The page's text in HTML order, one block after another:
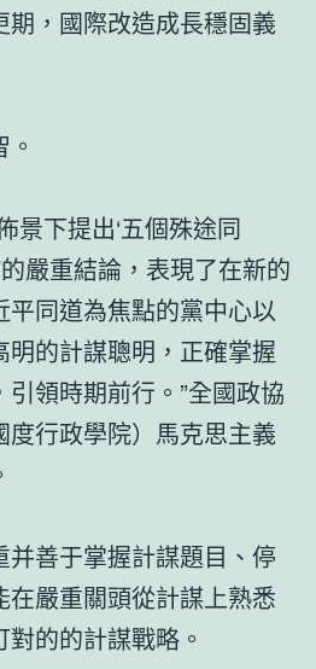
，國際改造成長穩固義
景下提出‘五個殊途同
的嚴重結論，表現了在新的
同道為焦點的黨中心以
的計謀聰明，正確掌握
領時期前行。”全國政協
行政學院）馬克思主義
善于掌握計謀題目、停
在嚴重關頭從計謀上熟悉
的的計謀戰略。